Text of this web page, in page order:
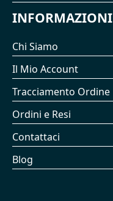
INFORMAZIONI
Chi Siamo
Il Mio Account
Tracciamento Ordine
Ordini e Resi
Contattaci
Blog